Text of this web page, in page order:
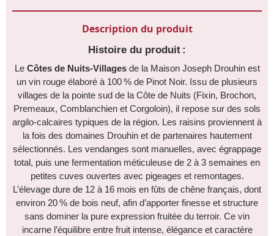
Description du produit
Histoire du produit :
Le Côtes de Nuits-Villagesde la Maison Joseph Drouhin est
un vin rouge élaboré à 100 % de Pinot Noir. Issu de plusieurs
villages de la pointe sud de la Côte de Nuits (Fixin, Brochon,
Premeaux, Comblanchien et Corgoloin), il repose sur des sols
argilo-calcaires typiques de la région. Les raisins proviennent à
la fois des domaines Drouhin et de partenaires hautement
sélectionnés. Les vendanges sont manuelles, avec égrappage
total, puis une fermentation méticuleuse de 2 à 3 semaines en
petites cuves ouvertes avec pigeages et remontages.
L’élevage dure de 12 à 16 mois en fûts de chêne français, dont
environ 20 % de bois neuf, afin d’apporter finesse et structure
sans dominer la pure expression fruitée du terroir. Ce vin
incarne l’équilibre entre fruit intense, élégance et caractère